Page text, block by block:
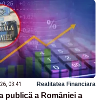
08:41 Realitatea Financiara
publică a României a